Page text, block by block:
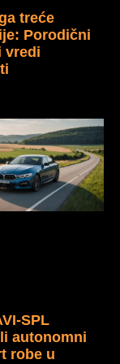
treće
Porodični
vredi
SPL
autonomni
robe u